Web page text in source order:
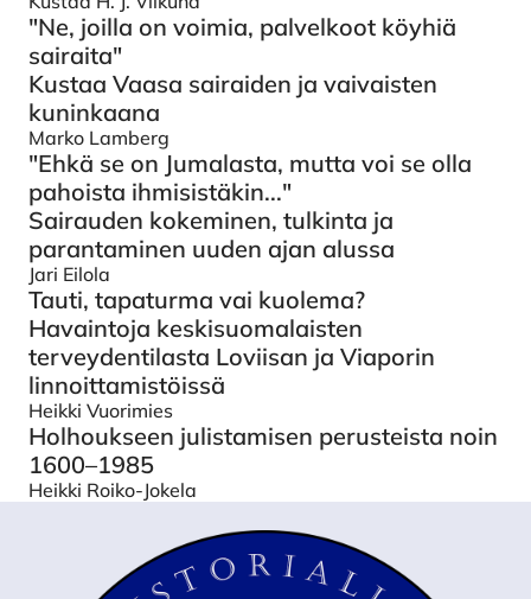
"Ne, joilla on voimia, palvelkoot köyhiä
sairaita"
Kustaa Vaasa sairaiden ja vaivaisten
kuninkaana
Marko Lamberg
"Ehkä se on Jumalasta, mutta voi se olla
pahoista ihmisistäkin..."
Sairauden kokeminen, tulkinta ja
parantaminen uuden ajan alussa
Jari Eilola
Tauti, tapaturma vai kuolema?
Havaintoja keskisuomalaisten
terveydentilasta Loviisan ja Viaporin
linnoittamistöissä
Heikki Vuorimies
Holhoukseen julistamisen perusteista noin
1600–1985
Heikki Roiko-Jokela